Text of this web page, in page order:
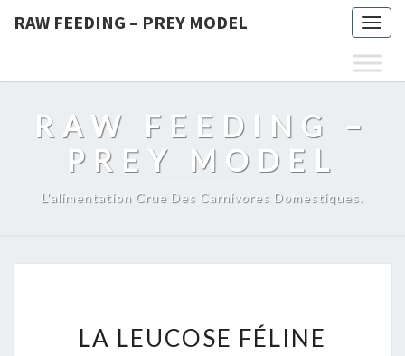
RAW FEEDING – PREY MODEL
RAW FEEDING –
PREY MODEL
L'alimentation Crue Des Carnivores Domestiques.
LEUCOSE
LA LEUCOSE FÉLINE